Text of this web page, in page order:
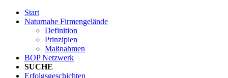
Start
Naturnahe Firmengelände
Definition
Prinzipien
Maßnahmen
BOP Netzwerk
SUCHE
Erfolgsgeschichten